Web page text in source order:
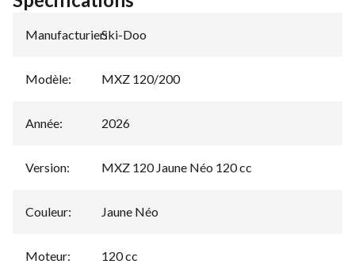
Manufacturier:
Ski-Doo
Modèle: MXZ 120/200
Année: 2026
Version: MXZ 120 Jaune Néo 120 cc
Couleur: Jaune Néo
Moteur: 120 cc